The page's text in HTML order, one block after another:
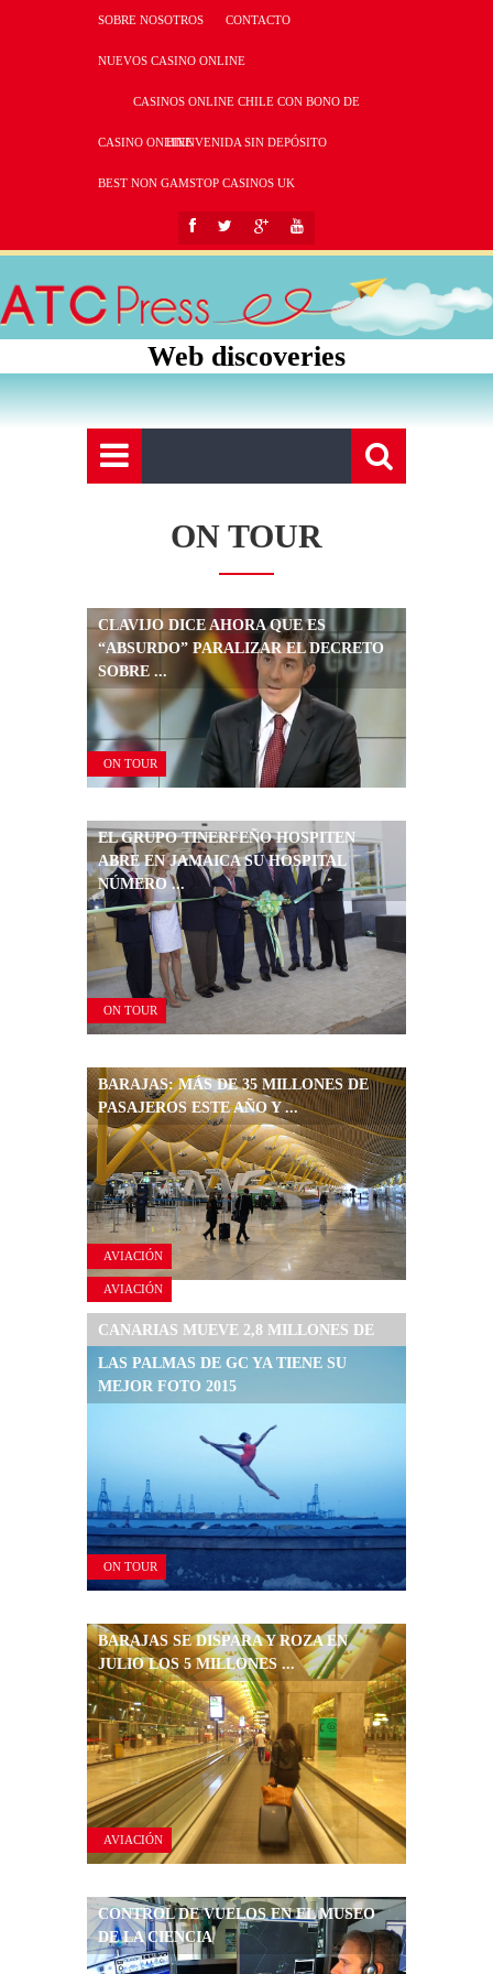
SOBRE NOSOTROS CONTACTO
NUEVOS CASINO ONLINE
CASINOS ONLINE CHILE CON BONO DE
BIENVENIDA SIN DEPÓSITO
CASINO ONLINE
BEST NON GAMSTOP CASINOS UK
Web discoveries
ON TOUR
ON TOUR
CLAVIJO DICE AHORA QUE ES
“ABSURDO” PARALIZAR EL DECRETO
SOBRE ...
ON TOUR
EL GRUPO TINERFEÑO HOSPITEN
ABRE EN JAMAICA SU HOSPITAL
NÚMERO ...
AVIACIÓN
BARAJAS: MÁS DE 35 MILLONES DE
PASAJEROS ESTE AÑO Y ...
AVIACIÓN
CANARIAS MUEVE 2,8 MILLONES DE
ON TOUR
LAS PALMAS DE GC YA TIENE SU
MEJOR FOTO 2015
AVIACIÓN
BARAJAS SE DISPARA Y ROZA EN
JULIO LOS 5 MILLONES ...
CONTROL DE VUELOS EN EL MUSEO
DE LA CIENCIA